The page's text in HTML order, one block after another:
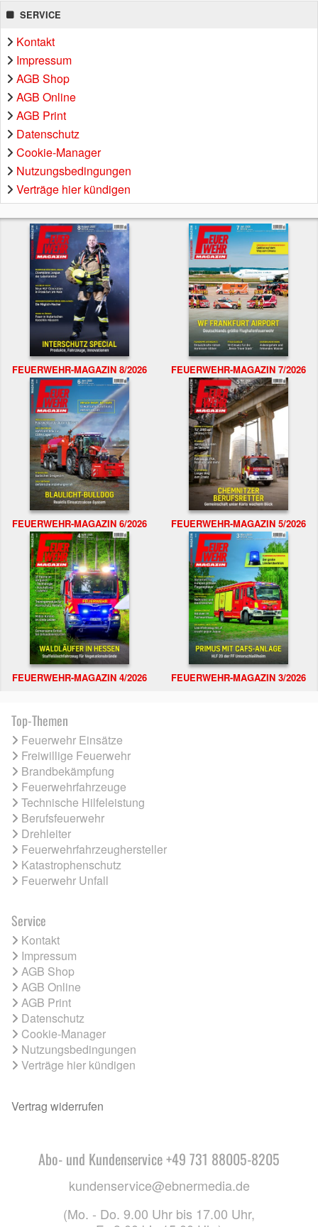
SERVICE
Kontakt
Impressum
AGB Shop
AGB Online
AGB Print
Datenschutz
Cookie-Manager
Nutzungsbedingungen
Verträge hier kündigen
FEUERWEHR-MAGAZIN 8/2026 FEUERWEHR-MAGAZIN 7/2026
FEUERWEHR-MAGAZIN 6/2026 FEUERWEHR-MAGAZIN 5/2026
FEUERWEHR-MAGAZIN 4/2026 FEUERWEHR-MAGAZIN 3/2026
Top-Themen
Feuerwehr Einsätze
Freiwillige Feuerwehr
Brandbekämpfung
Feuerwehrfahrzeuge
Technische Hilfeleistung
Berufsfeuerwehr
Drehleiter
Feuerwehrfahrzeughersteller
Katastrophenschutz
Feuerwehr Unfall
Service
Kontakt
Impressum
AGB Shop
AGB Online
AGB Print
Datenschutz
Cookie-Manager
Nutzungsbedingungen
Verträge hier kündigen
Vertrag widerrufen
Abo- und Kundenservice +49 731 88005-8205
kundenservice@ebnermedia.de
(Mo. - Do. 9.00 Uhr bis 17.00 Uhr,